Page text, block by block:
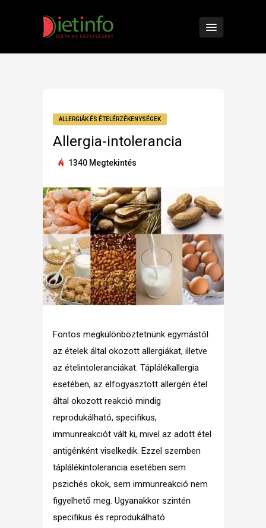
ALLERGIÁK ÉS ÉTELÉRZÉKENYSÉGEK
Allergia-intolerancia
1340 Megtekintés
Fontos megkülönböztetnünk egymástól
az ételek által okozott allergiákat, illetve
az ételintoleranciákat. Táplálékallergia
esetében, az elfogyasztott allergén étel
által okozott reakció mindig
reprodukálható, specifikus,
immunreakciót vált ki, mivel az adott étel
antigénként viselkedik. Ezzel szemben
táplálékintolerancia esetében sem
pszichés okok, sem immunreakció nem
figyelhető meg. Ugyanakkor szintén
specifikus és reprodukálható